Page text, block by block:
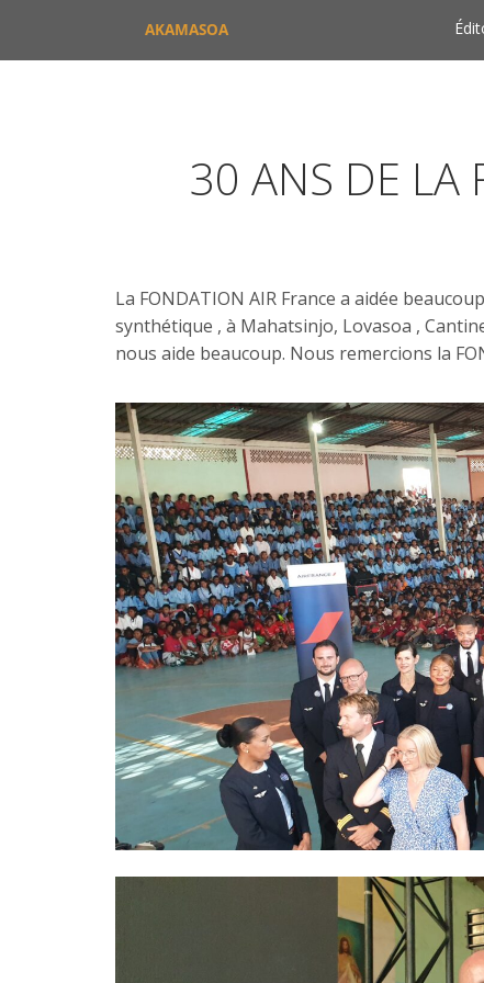
AKAMASOA
30 ANS DE LA
La FONDATION AIR France a aidée
synthétique , à Mahatsinjo, Lovasoa ,
nous aide beaucoup. Nous remercions la